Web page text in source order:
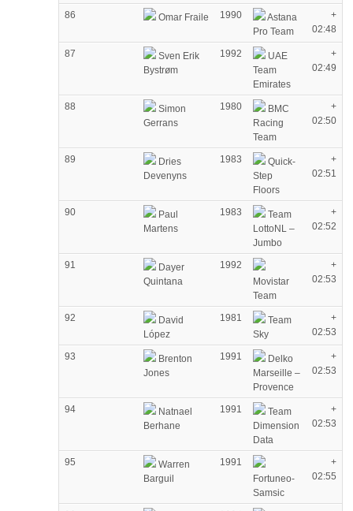
86 Omar Fraile 1990
Astana
Pro Team
+
02:48
87
Sven Erik
Bystrøm
1992
UAE
Team
Emirates
+
02:49
88
Simon
Gerrans
1980
BMC
Racing
Team
+
02:50
89
Dries
Devenyns
1983
Quick-
Step
Floors
+
02:51
90
Paul
Martens
1983
Team
LottoNL –
Jumbo
+
02:52
91
Dayer
Quintana
1992
Movistar
Team
+
02:53
92
David
López
1981
Team
Sky
+
02:53
93
Brenton
Jones
1991
Delko
Marseille –
Provence
+
02:53
94
Natnael
Berhane
1991
Team
Dimension
Data
+
02:53
95
Warren
Barguil
1991
Fortuneo-
Samsic
+
02:55